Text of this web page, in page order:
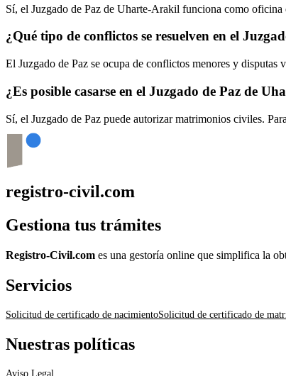
Sí, el Juzgado de Paz de Uharte-Arakil funciona como oficina
¿Qué tipo de conflictos se resuelven en el
El Juzgado de Paz se ocupa de conflictos menores y
¿Es posible casarse en el Juzgado de Paz de
Sí, el Juzgado de Paz puede autorizar matrimonios civiles.
registro-civil.com
Gestiona tus trámites
Registro-Civil.com es una gestoría online que simplifica la
Servicios
Solicitud de certificado de nacimientoSolicitud de certificado de
Nuestras políticas
Aviso Legal